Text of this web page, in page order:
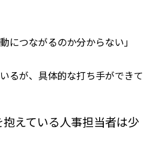
につながるのか分からない」
るが、具体的な打ち手ができて
抱えている人事担当者は少